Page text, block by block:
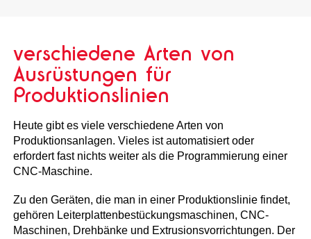
verschiedene Arten von
Ausrüstungen für
Produktionslinien
Heute gibt es viele verschiedene Arten von
Produktionsanlagen. Vieles ist automatisiert oder
erfordert fast nichts weiter als die Programmierung einer
CNC-Maschine.
Zu den Geräten, die man in einer Produktionslinie findet,
gehören Leiterplattenbestückungsmaschinen, CNC-
Maschinen, Drehbänke und Extrusionsvorrichtungen. Der